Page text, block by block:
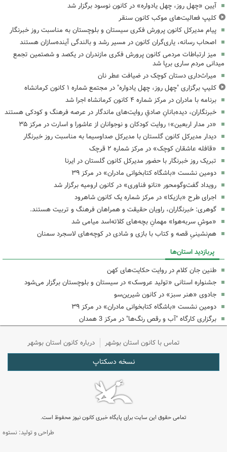
آیین «چهل روز، چهل یادواره» در کانون نوسود برگزار شد
کلیپ فعالیت‌های موکب کانون سنقر
پیام مدیرکل کانون پرورش فکری سیستان و بلوچستان به مناسبت روز خبرنگار
اصحاب رسانه، یاری‌گران کانون در مسیر رشد و بالندگی آینده‌سازان هستند
میز ارتباطات مردمی کانون پرورش فکری مازندران در یکصد و شصتمین تجمع
میدانی مردم ساری برپا شد
میراث‌داری دستان کوچک در ضیافت عطر نان
کلیپ برگزاری "چهل روز، چهل یادواره" در مجتمع شماره ۱ کانون کرمانشاه
برنامه با مادران در مرکز شماره ۴ کانون کرمانشاه اجرا شد
خبرنگاران، دیده‌بانانِ صادقِ روایت‌های ماندگار در عرصه فرهنگ و کودکی هستند
«در مدار اربعین»؛ روایت کودکان و نوجوانان از عاشورا و اسارت در مرکز ۳۵
دیدار مدیرکل کانون گلستان با مدیرکل صداوسیما به مناسبت روز خبرنگار
«قافله عاشقان کوچک» در مرکز شماره ۲ قرچک
تبریک روز خبرنگار با حضور مدیرکل کانون گلستان در ایرنا
دومین نشست «باشگاه کتابخوانی مادران» در مرکز ۳۹
رویداد گفت‌وگومحور «نانو فناوری» در کانون ارومیه برگزار شد
اجرای طرح «بازیکا» در مرکز شماره یک کانون شاهرود
گوهری: خبرنگاران، راویان حقیقت و همراهان فرهنگ و تربیت هستند.
«موشِ سربه‌هوا» مهمانِ بچه‌های کلاته‌اسد میامی شد
هم‌نشینیِ قصه و کتاب با بازی و شادی در کوچه‌های لاسجرد سمنان
پربازدید استان‌ها
طنین جان کلام در روایت حکایت‌های کهن
جشنواره استانی «تولید عروسک» در سیستان و بلوچستان برگزار می‌شود
جادوی «هنر سبز» در کانون شیرین‌سو
دومین نشست «باشگاه کتابخوانی مادران» در مرکز ۳۹
برگزاری کارگاه "آب و رقص رنگ‌ها" در مرکز 3 همدان
تماس با کانون استان بوشهر درباره کانون استان بوشهر
نسخه دسکتاپ
تمامی حقوق این سایت برای پایگاه خبری کانون نیوز محفوظ است.
طراحی و تولید: نستوه